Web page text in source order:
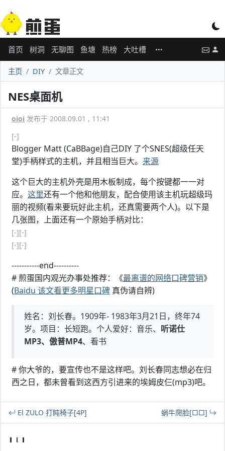
首页 树洞 无聊图 鱼塘 热榜 大吐槽
主页 DIY 文章正文
NES桌面机
oioi 发布于 2008.09.01 , 11:41
[-]
Blogger Matt (CaBBage)自己DIY 了个SNES(超级任天
堂)手柄样式的主机，并且相当巨大。 来源
这个巨大的主机外壳是用木板制成，每个按键都一一对
应。 这里还有一个他和他朋友，配合使用该主机玩超级玛
丽的视频(看来要玩好此主机，还真需要两个人)。以下是
几张图，上面还有一个原始手柄对比：
[-][-]
[-][-]
-----------end----------
# 煎蛋国内观光办事处推荐：《最离谱的网络口碑营销》
(Baidu 该文看更多明星口碑 真伪请自辨)
姓名：刘长春。1909年- 1983年3月21日，终年74
岁。项目：长短跑。个人爱好：音乐、 听诺仕
MP3、傲普MP4、看书
# 你大爷的，要宣传也不是这样吧。刘长春同志想必在归
西之日，都未曾看到这西方引进来的埃姆皮仨(mp3)吧。
El ZULO 打盹椅子[4P] 蜗牛爬脸[□□]